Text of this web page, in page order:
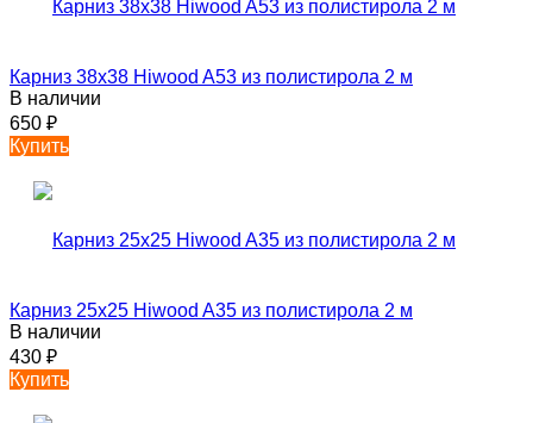
Карниз 38х38 Hiwood A53 из полистирола 2 м
В наличии
650 ₽
Купить
Карниз 25х25 Hiwood A35 из полистирола 2 м
В наличии
430 ₽
Купить